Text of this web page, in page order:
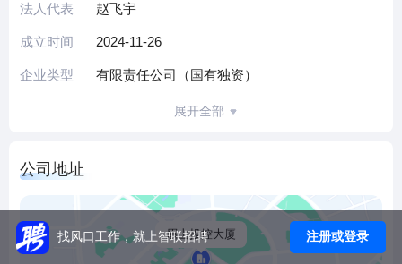
保、岷江东湖商业管理等子公司，提供调款、安检、商业运
营等专业服务。2025年与国宝人寿签订股权投资战略合作协
作为区域国有资本运营平台，集团坚持“金融+产业”协同发展
理念，通过整合资源与创新布局，为地方经济高质量发展提
法人代表 赵飞宇
成立时间 2024-11-26
企业类型 有限责任公司（国有独资）
展开全部
公司地址
眉山投控大厦
找风口工作，就上智联招聘 注册或登录